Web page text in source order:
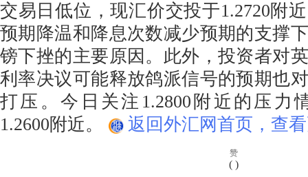
交易日低位，现汇价交投于1.2720附
预期降温和降息次数减少预期的支撑
镑下挫的主要原因。此外，投资者对
利率决议可能释放鸽派信号的预期也
打压。今日关注1.2800附近的压力
1.2600附近。
返回外汇网首页，查
赞
( )